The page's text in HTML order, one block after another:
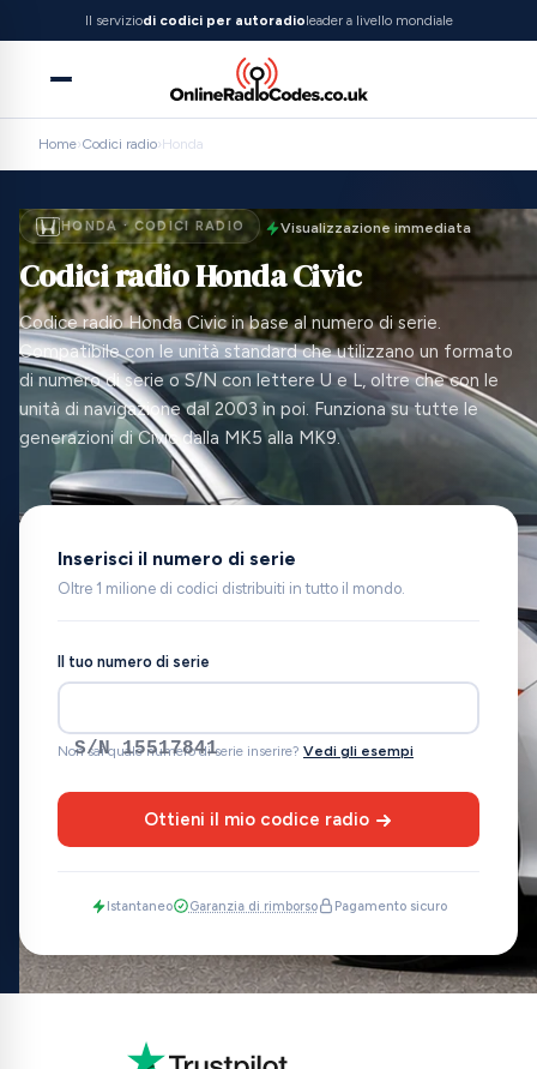
Il serviziodi codici per autoradioleader a livello mondiale
Home›Codici radio›Honda
HONDA · CODICI RADIO Visualizzazione immediata
Codici radio Honda Civic
Codice radio Honda Civic in base al numero di serie.
Compatibile con le unità standard che utilizzano un formato
di numero di serie o S/N con lettere U e L, oltre che con le
unità di navigazione dal 2003 in poi. Funziona su tutte le
generazioni di Civic dalla MK5 alla MK9.
Inserisci il numero di serie
Oltre 1 milione di codici distribuiti in tutto il mondo.
Il tuo numero di serie
S/N 15517841
Non sai quale numero di serie inserire? Vedi gli esempi
Ottieni il mio codice radio
Istantaneo Garanzia di rimborso Pagamento sicuro